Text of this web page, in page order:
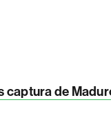
captura de